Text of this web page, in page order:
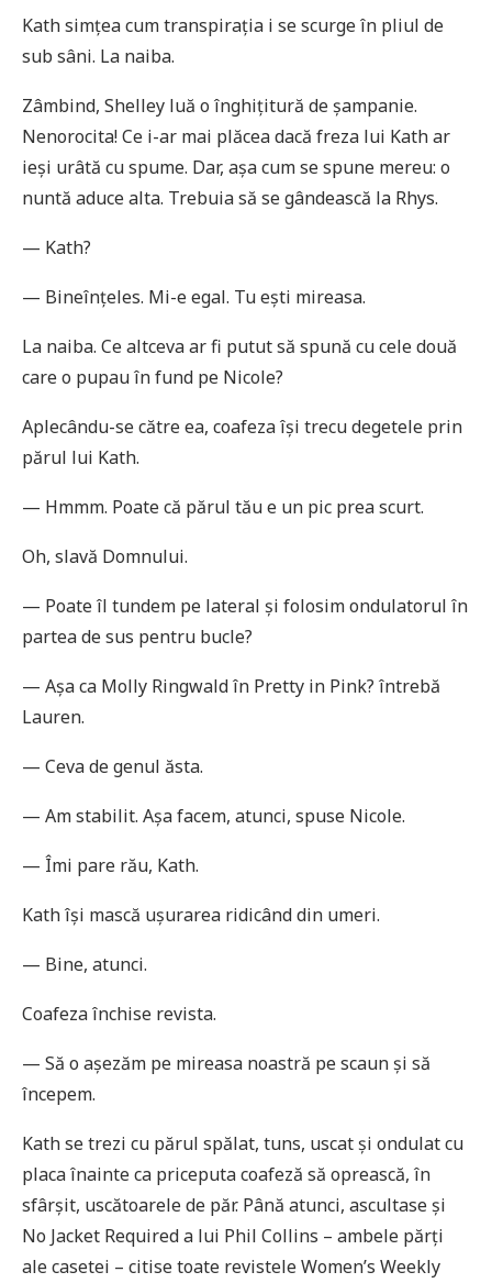
Kath simțea cum transpirația i se scurge în pliul de
sub sâni. La naiba.
Zâmbind, Shelley luă o înghițitură de șampanie.
Nenorocita! Ce i-ar mai plăcea dacă freza lui Kath ar
ieși urâtă cu spume. Dar, așa cum se spune mereu: o
nuntă aduce alta. Trebuia să se gândească la Rhys.
— Kath?
— Bineînțeles. Mi-e egal. Tu ești mireasa.
La naiba. Ce altceva ar fi putut să spună cu cele două
care o pupau în fund pe Nicole?
Aplecându-se către ea, coafeza își trecu degetele prin
părul lui Kath.
— Hmmm. Poate că părul tău e un pic prea scurt.
Oh, slavă Domnului.
— Poate îl tundem pe lateral și folosim ondulatorul în
partea de sus pentru bucle?
— Așa ca Molly Ringwald în Pretty in Pink? întrebă
Lauren.
— Ceva de genul ăsta.
— Am stabilit. Așa facem, atunci, spuse Nicole.
— Îmi pare rău, Kath.
Kath își mască ușurarea ridicând din umeri.
— Bine, atunci.
Coafeza închise revista.
— Să o așezăm pe mireasa noastră pe scaun și să
începem.
Kath se trezi cu părul spălat, tuns, uscat și ondulat cu
placa înainte ca priceputa coafeză să oprească, în
sfârșit, uscătoarele de păr. Până atunci, ascultase și
No Jacket Required a lui Phil Collins – ambele părți
ale casetei – citise toate revistele Women’s Weekly